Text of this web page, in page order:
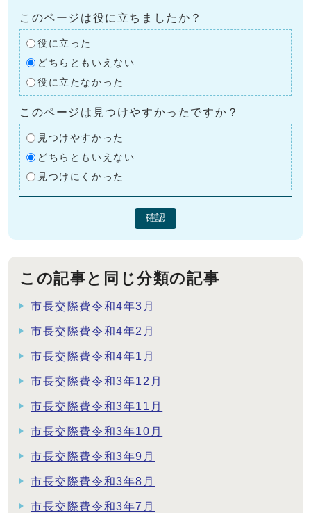
このページは役に立ちましたか？
役に立った
どちらともいえない
役に立たなかった
このページは見つけやすかったですか？
見つけやすかった
どちらともいえない
見つけにくかった
確認
この記事と同じ分類の記事
市長交際費令和4年3月
市長交際費令和4年2月
市長交際費令和4年1月
市長交際費令和3年12月
市長交際費令和3年11月
市長交際費令和3年10月
市長交際費令和3年9月
市長交際費令和3年8月
市長交際費令和3年7月